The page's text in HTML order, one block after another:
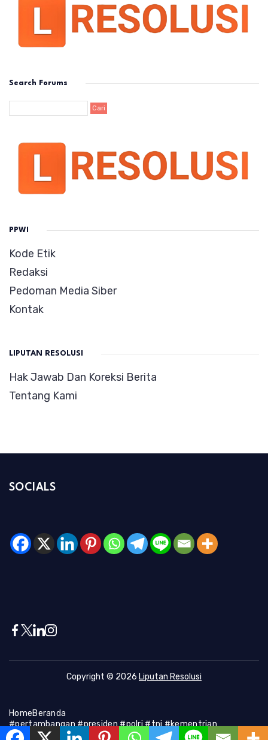
Search Forums
PPWI
Kode Etik
Redaksi
Pedoman Media Siber
Kontak
LIPUTAN RESOLUSI
Hak Jawab Dan Koreksi Berita
Tentang Kami
SOCIALS
Copyright © 2026 Liputan Resolusi
HomeBeranda
#pertambangan #presiden #polri #tni #kementrian
#presiden #Kapolri #indonesia